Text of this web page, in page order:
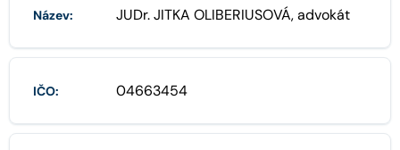
Název: JUDr. JITKA OLIBERIUSOVÁ, advokát
IČO: 04663454